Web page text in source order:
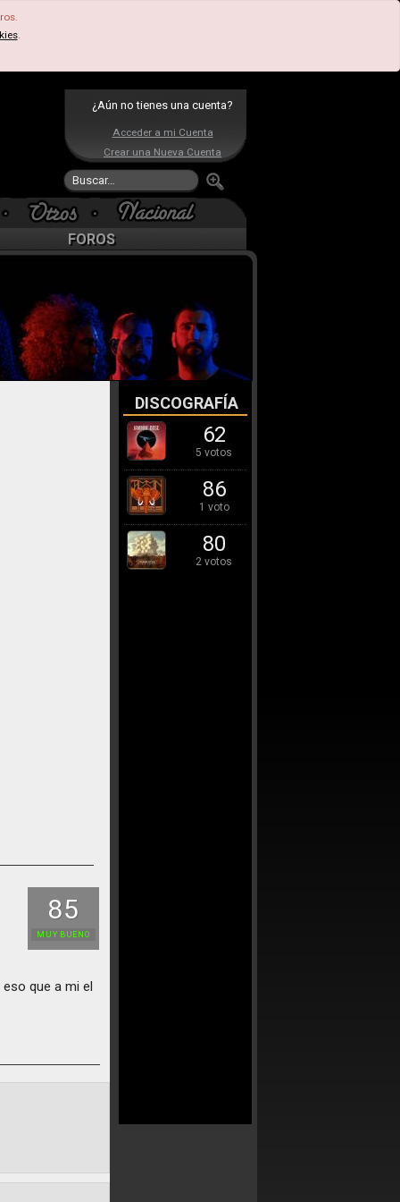
.
¿Aún no tienes una cuenta?
Acceder a mi Cuenta
Crear una Nueva Cuenta
FOROS
85
MUY BUENO
que a mi el
DISCOGRAFÍA
62
5 votos
86
1 voto
80
2 votos